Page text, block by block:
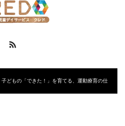
どもの「できた！」を育てる、運動療育の仕